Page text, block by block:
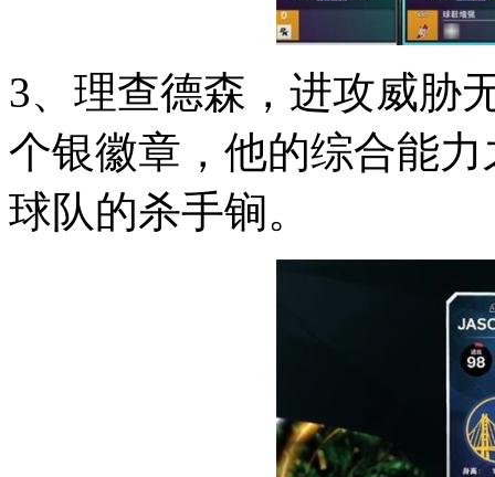
3、理查德森，进攻威胁
个银徽章，他的综合能
球队的杀手锏。